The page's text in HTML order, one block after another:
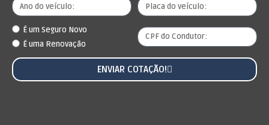
É um Seguro Novo
É uma Renovação
ENVIAR COTAÇÃO!